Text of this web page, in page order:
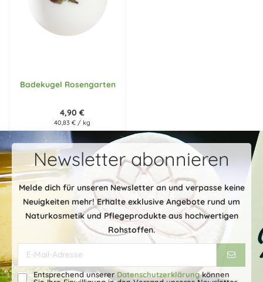
Badekugel Rosengarten
4,90 €
40,83 € / kg
Newsletter abonnieren
Melde dich für unseren Newsletter an und verpasse keine
Neuigkeiten mehr! Erhalte exklusive Angebote rund um
Naturkosmetik und Pflegeprodukte aus hochwertigen
Rohstoffen.
Entsprechend unserer Datenschutzerklärungkönnen